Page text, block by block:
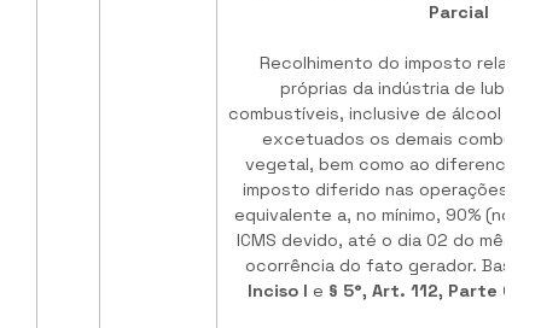
Parcial
Recolhimento do imposto
próprias da indústria de
combustíveis, inclusive de álcool
excetuados os demais
vegetal, bem como ao diferencial
imposto diferido nas operações
equivalente a, no mínimo, 90%
ICMS devido, até o dia 02 do mês
ocorrência do fato gerador. Base
Inciso I e § 5°, Art. 112, Parte